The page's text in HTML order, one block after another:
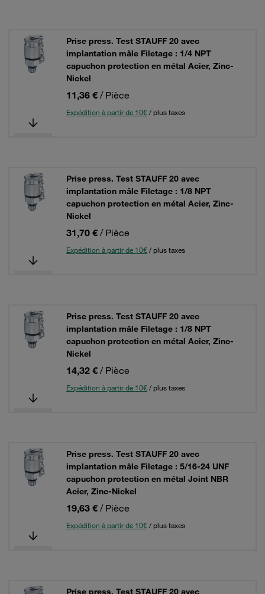
Prise press. Test STAUFF 20 avec
implantation mâle Filetage : 1/4 NPT
capuchon protection en métal Acier, Zinc-
Nickel
11,36 € / Pièce
Expédition à partir de 10€/ plus taxes
Prise press. Test STAUFF 20 avec
implantation mâle Filetage : 1/8 NPT
capuchon protection en métal Acier, Zinc-
Nickel
31,70 € / Pièce
Expédition à partir de 10€/ plus taxes
Prise press. Test STAUFF 20 avec
implantation mâle Filetage : 1/8 NPT
capuchon protection en métal Acier, Zinc-
Nickel
14,32 € / Pièce
Expédition à partir de 10€/ plus taxes
Prise press. Test STAUFF 20 avec
implantation mâle Filetage : 5/16-24 UNF
capuchon protection en métal Joint NBR
Acier, Zinc-Nickel
19,63 € / Pièce
Expédition à partir de 10€/ plus taxes
Prise press. Test STAUFF 20 avec